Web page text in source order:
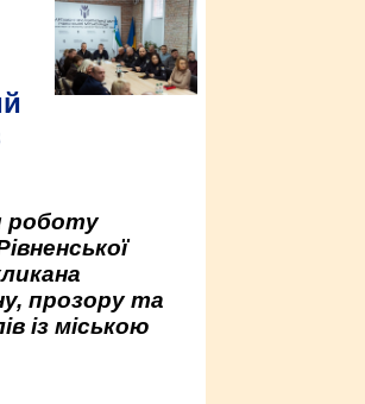
роботу
прозору та
із міською